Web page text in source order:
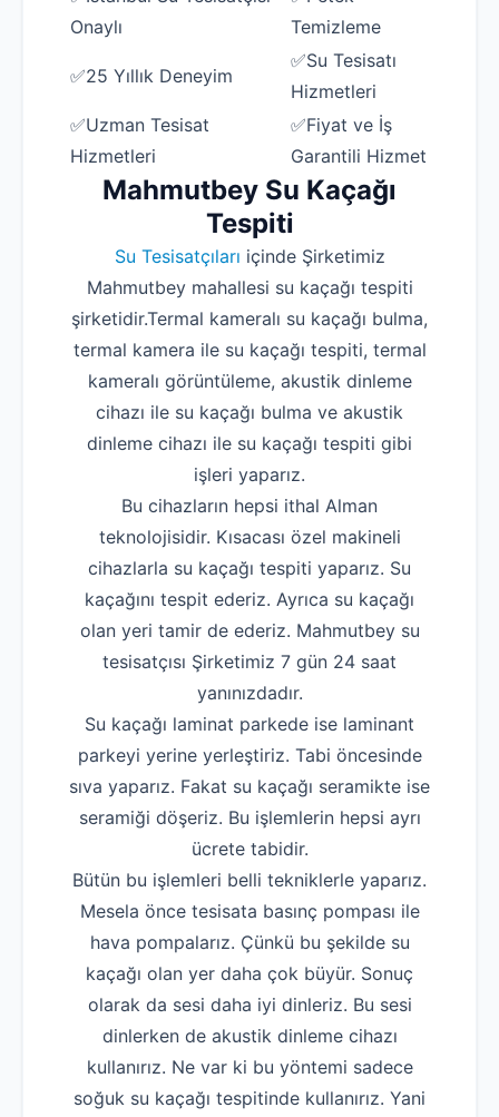
Onaylı
Temizleme
✅25 Yıllık Deneyim
✅Su Tesisatı
Hizmetleri
✅Uzman Tesisat
Hizmetleri
✅Fiyat ve İş
Garantili Hizmet
Mahmutbey Su Kaçağı
Tespiti
Su Tesisatçıları içinde Şirketimiz
Mahmutbey mahallesi su kaçağı tespiti
şirketidir.Termal kameralı su kaçağı bulma,
termal kamera ile su kaçağı tespiti, termal
kameralı görüntüleme, akustik dinleme
cihazı ile su kaçağı bulma ve akustik
dinleme cihazı ile su kaçağı tespiti gibi
işleri yaparız.
Bu cihazların hepsi ithal Alman
teknolojisidir. Kısacası özel makineli
cihazlarla su kaçağı tespiti yaparız. Su
kaçağını tespit ederiz. Ayrıca su kaçağı
olan yeri tamir de ederiz. Mahmutbey su
tesisatçısı Şirketimiz 7 gün 24 saat
yanınızdadır.
Su kaçağı laminat parkede ise laminant
parkeyi yerine yerleştiriz. Tabi öncesinde
sıva yaparız. Fakat su kaçağı seramikte ise
seramiği döşeriz. Bu işlemlerin hepsi ayrı
ücrete tabidir.
Bütün bu işlemleri belli tekniklerle yaparız.
Mesela önce tesisata basınç pompası ile
hava pompalarız. Çünkü bu şekilde su
kaçağı olan yer daha çok büyür. Sonuç
olarak da sesi daha iyi dinleriz. Bu sesi
dinlerken de akustik dinleme cihazı
kullanırız. Ne var ki bu yöntemi sadece
soğuk su kaçağı tespitinde kullanırız. Yani